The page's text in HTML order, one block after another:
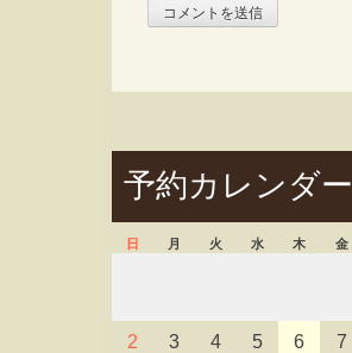
予約カレンダー
日 月 火 水 木 金
2 3 4 5 6 7